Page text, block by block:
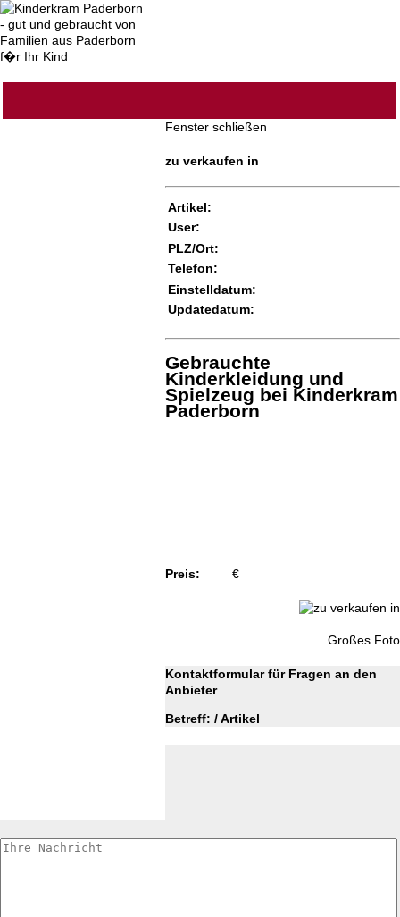
Fenster schließen
zu verkaufen in
Artikel:
User:
PLZ/Ort:
Telefon:
Einstelldatum:
Updatedatum:
Gebrauchte
Kinderkleidung und
Spielzeug bei Kinderkram
Paderborn
Preis: €
Großes Foto
Kontaktformular für Fragen an den
Anbieter
Betreff: / Artikel